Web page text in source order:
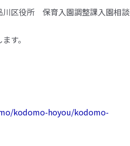
川区役所 保育入園調整課入園相談
す。
kodomo-hoyou/kodomo-